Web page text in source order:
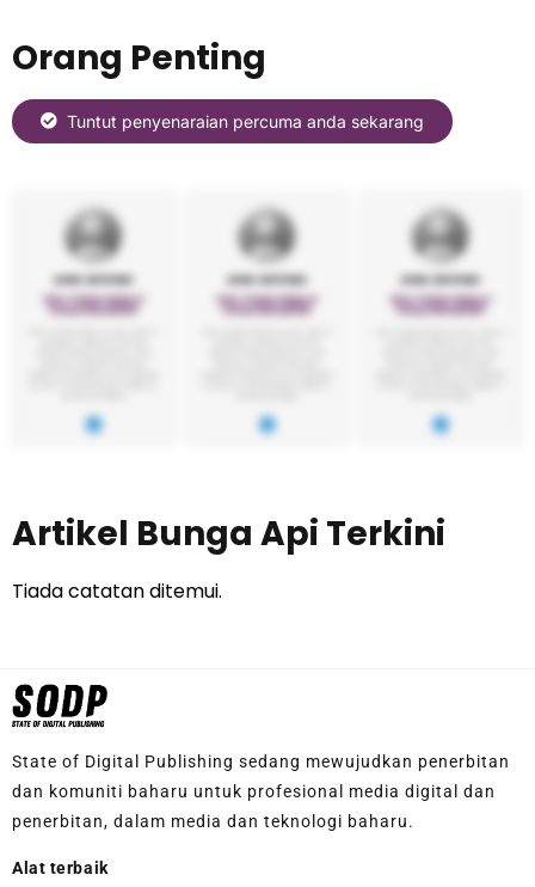
Orang Penting
Tuntut penyenaraian percuma anda sekarang
Artikel Bunga Api Terkini
Tiada catatan ditemui.
State of Digital Publishing sedang mewujudkan penerbitan
dan komuniti baharu untuk profesional media digital dan
penerbitan, dalam media dan teknologi baharu.
Alat terbaik